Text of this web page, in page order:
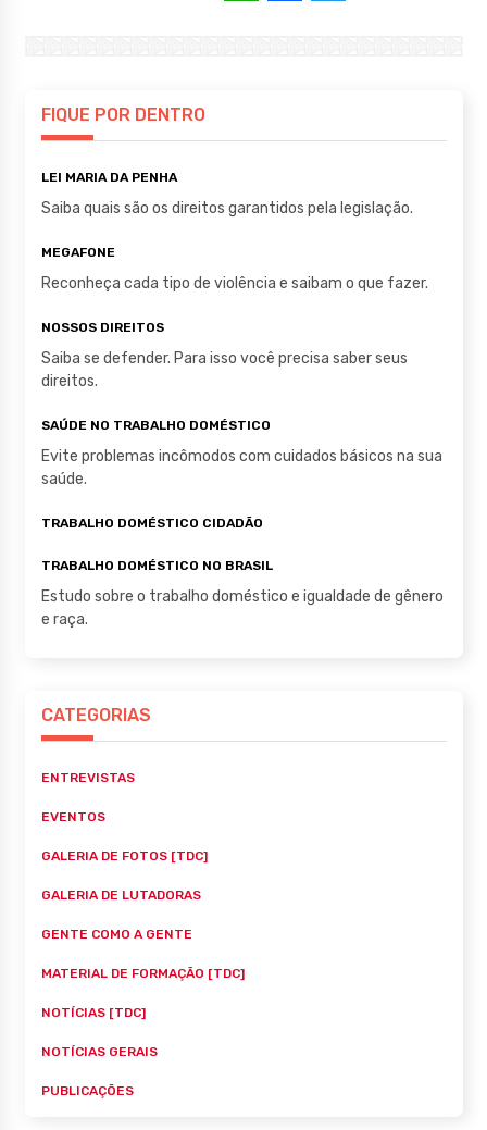
p
k
FIQUE POR DENTRO
LEI MARIA DA PENHA
Saiba quais são os direitos garantidos pela legislação.
MEGAFONE
Reconheça cada tipo de violência e saibam o que fazer.
NOSSOS DIREITOS
Saiba se defender. Para isso você precisa saber seus
direitos.
SAÚDE NO TRABALHO DOMÉSTICO
Evite problemas incômodos com cuidados básicos na sua
saúde.
TRABALHO DOMÉSTICO CIDADÃO
TRABALHO DOMÉSTICO NO BRASIL
Estudo sobre o trabalho doméstico e igualdade de gênero
e raça.
CATEGORIAS
ENTREVISTAS
EVENTOS
GALERIA DE FOTOS [TDC]
GALERIA DE LUTADORAS
GENTE COMO A GENTE
MATERIAL DE FORMAÇÃO [TDC]
NOTÍCIAS [TDC]
NOTÍCIAS GERAIS
PUBLICAÇÕES